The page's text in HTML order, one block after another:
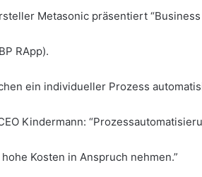
Metasonic präsentiert
RApp).
ein individueller Prozess
Kindermann:
Kosten in Anspruch nehmen.”